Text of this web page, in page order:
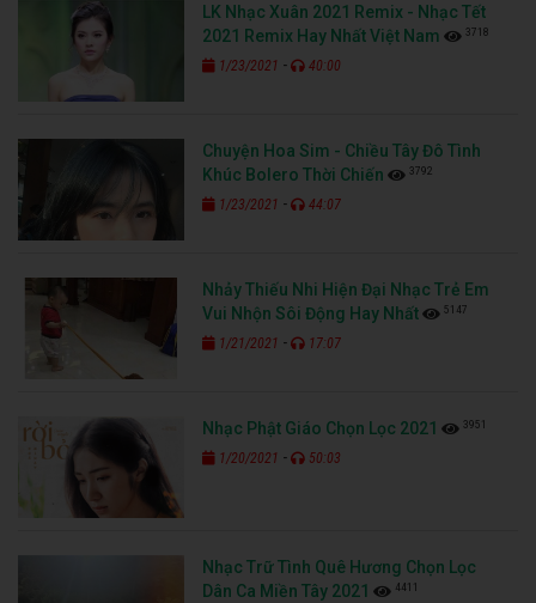
LK Nhạc Xuân 2021 Remix - Nhạc Tết
2021 Remix Hay Nhất Việt Nam
3718
1/23/2021 - 40:00
Chuyện Hoa Sim - Chiều Tây Đô Tình
Khúc Bolero Thời Chiến
3792
1/23/2021 - 44:07
Nhảy Thiếu Nhi Hiện Đại Nhạc Trẻ Em
Vui Nhộn Sôi Động Hay Nhất
5147
1/21/2021 - 17:07
Nhạc Phật Giáo Chọn Lọc 2021 3951
1/20/2021 - 50:03
Nhạc Trữ Tình Quê Hương Chọn Lọc
Dân Ca Miền Tây 2021
4411